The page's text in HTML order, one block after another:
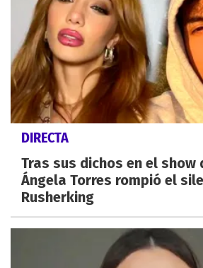
DIRECTA
Tras sus dichos en el show
Ángela Torres rompió el
Rusherking